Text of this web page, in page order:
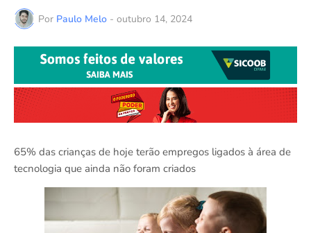
Por Paulo Melo - outubro 14, 2024
65% das crianças de hoje terão empregos ligados à área de
tecnologia que ainda não foram criados